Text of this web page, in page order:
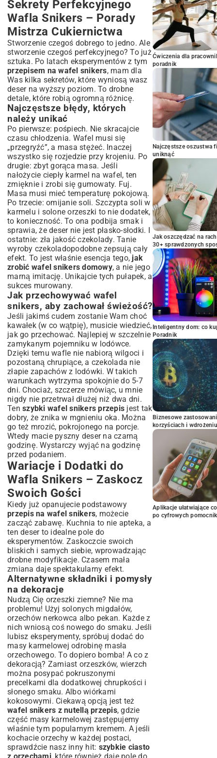
Sekrety Perfekcyjnego
Wafla Snikers – Porady
Mistrza Cukiernictwa
Stworzenie czegoś dobrego to jedno. Ale
stworzenie czegoś perfekcyjnego? To już
sztuka. Po latach eksperymentów z tym
przepisem na wafel snikers, mam dla
Was kilka sekretów, które wyniosą wasz
deser na wyższy poziom. To drobne
detale, które robią ogromną różnicę.
Najczęstsze błędy, których
należy unikać
Po pierwsze: pośpiech. Nie skracajcie
czasu chłodzenia. Wafel musi się
„przegryźć”, a masa stężeć. Inaczej
wszystko się rozjedzie przy krojeniu. Po
drugie: zbyt gorąca masa. Jeśli
nałożycie ciepły karmel na wafel, ten
zmięknie i zrobi się gumowaty. Fuj.
Masa musi mieć temperaturę pokojową.
Po trzecie: omijanie soli. Szczypta soli w
karmelu i solone orzeszki to nie dodatek,
to konieczność. To ona podbija smak i
sprawia, że deser nie jest płasko-słodki. I
ostatnie: zła jakość czekolady. Tanie
wyroby czekoladopodobne zepsują cały
efekt. To jest właśnie esencja tego, jak
zrobić wafel snikers domowy, a nie jego
marną imitację. Unikajcie tych pułapek, a
sukces murowany.
Jak przechowywać wafel
snikers, aby zachował świeżość?
Jeśli jakimś cudem zostanie Wam choć
kawałek (w co wątpię), musicie wiedzieć,
jak go przechować. Najlepiej w szczelnie
zamykanym pojemniku w lodówce.
Dzięki temu wafle nie nabiorą wilgoci i
pozostaną chrupiące, a czekolada nie
złapie zapachów z lodówki. W takich
warunkach wytrzyma spokojnie do 5-7
dni. Chociaż, szczerze mówiąc, u mnie
nigdy nie przetrwał dłużej niż dwa dni.
Ten szybki wafel snikers przepis jest tak
dobry, że znika w mgnieniu oka. Można
go też mrozić, pokrojonego na porcje.
Wtedy macie pyszny deser na czarną
godzinę. Wystarczy wyjąć na godzinę
przed podaniem.
Wariacje i Dodatki do
Wafla Snikers – Zaskocz
Swoich Gości
Kiedy już opanujecie podstawowy
przepis na wafel snikers, możecie
zacząć zabawę. Kuchnia to nie apteka, a
ten deser to idealne pole do
eksperymentów. Zaskoczcie swoich
bliskich i samych siebie, wprowadzając
drobne modyfikacje. Czasem mała
zmiana daje spektakularny efekt.
Alternatywne składniki i pomysły
na dekoracje
Nudzą Cię orzeszki ziemne? Nie ma
problemu! Użyj solonych migdałów,
orzechów nerkowca albo pekan. Każde z
nich wniosą coś nowego do smaku. Jeśli
lubisz eksperymenty, spróbuj dodać do
masy karmelowej odrobinę masła
orzechowego. To dopiero bomba! A co z
dekoracją? Zamiast orzeszków, wierzch
można posypać pokruszonymi
precelkami dla dodatkowej chrupkości i
słonego smaku. Albo wiórkami
kokosowymi. Ciekawą opcją jest też
wafel snikers z nutellą przepis, gdzie
część masy karmelowej zastępujemy
właśnie tym popularnym kremem. A jeśli
kochacie orzechy w każdej postaci,
sprawdźcie nasz inny hit: szybkie ciasto
Ćwiczenia dla
poradnik
Najczęstsze oszustwa
uniknąć
Jak oszczędzać na
30+ sprawdzonych
Inteligentny dom: co
Poradnik
Biznesowe
korzyściach i wdrożeniu
Aplikacje ułatwiające
po cyfrowych